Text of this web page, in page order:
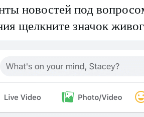
новостей под
щелкните значок